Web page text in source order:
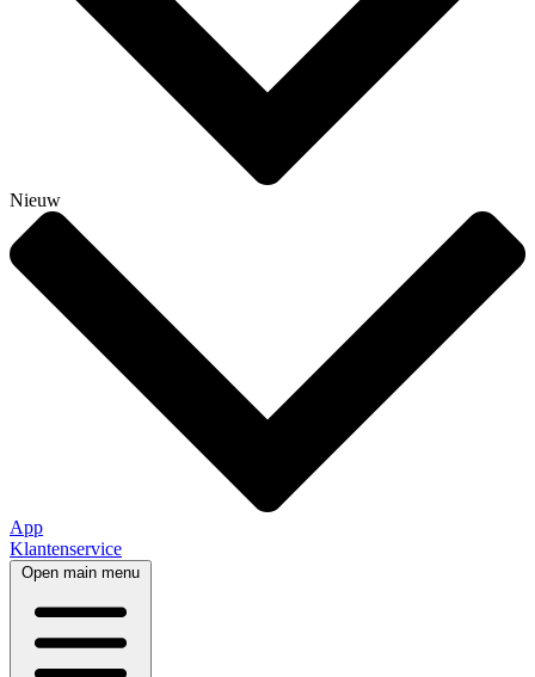
Nieuw
App
Klantenservice
Open main menu